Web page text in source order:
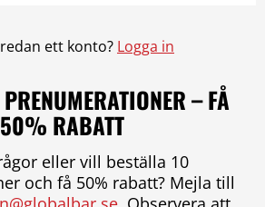
ett konto? Logga in
– FÅ
50% RABATT
eller vill beställa 10
och få 50% rabatt? Mejla till